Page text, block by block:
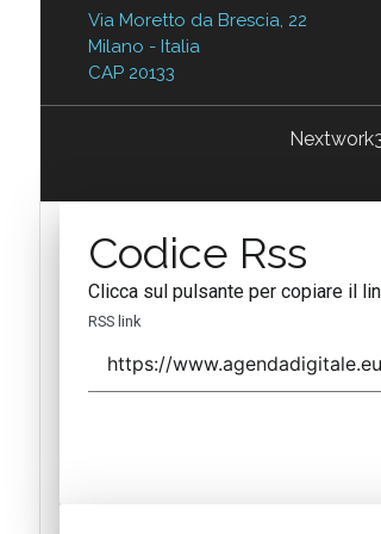
Via Moretto da Brescia, 22
Milano - Italia
CAP 20133
Codice Rss
Clicca sul pulsante per copiare il
RSS link